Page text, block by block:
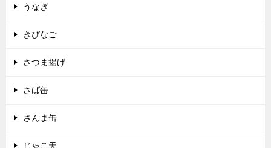
うなぎ
きびなご
さつま揚げ
さば缶
さんま缶
じゃこ天